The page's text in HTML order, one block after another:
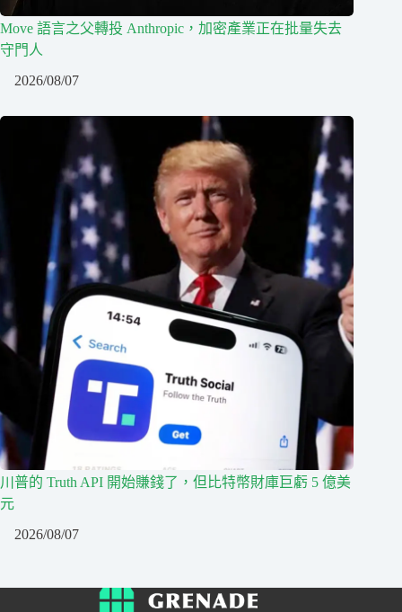
Move 語言之父轉投 Anthropic，加密產業正在批量失去
守門人
2026/08/07
川普的 Truth API 開始賺錢了，但比特幣財庫巨虧 5 億美
元
2026/08/07